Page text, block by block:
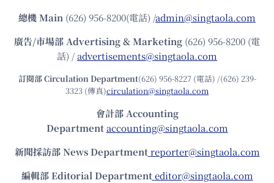
總機Main (626) 956-8200(電話) /admin@singtaola.com
廣告/市場部Advertising & Marketing (626) 956-8200 (電
話) /advertisements@singtaola.com
訂閱部 Circulation Department(626) 956-8227 (電話) /(626) 239-
3323 (傳真)circulation@singtaola.com
會計部 Accounting
Department accounting@singtaola.com
新聞採訪部 News Department reporter@singtaola.com
編輯部 Editorial Department editor@singtaola.com